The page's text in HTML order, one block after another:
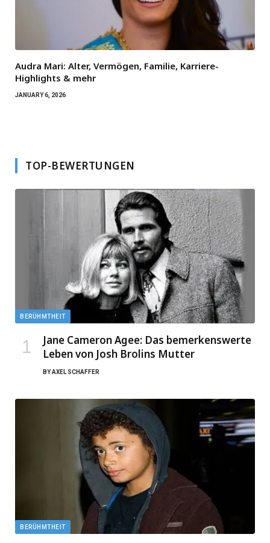
Audra Mari: Alter, Vermögen, Familie, Karriere-
Highlights & mehr
JANUARY 6, 2026
TOP-BEWERTUNGEN
BERÜHMTHEIT
Jane Cameron Agee: Das bemerkenswerte
Leben von Josh Brolins Mutter
BYAXEL SCHAFFER
BERÜHMTHEIT